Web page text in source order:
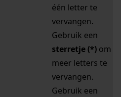
één letter te
vervangen.
Gebruik een
sterretje (*) om
meer letters te
vervangen.
Gebruik een